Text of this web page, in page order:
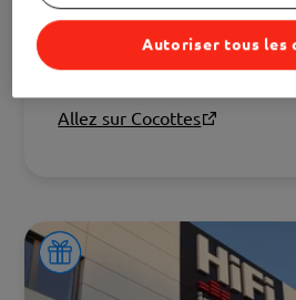
caractérise Cocottes, qui
Allez sur Cocottes
Autoriser tous les